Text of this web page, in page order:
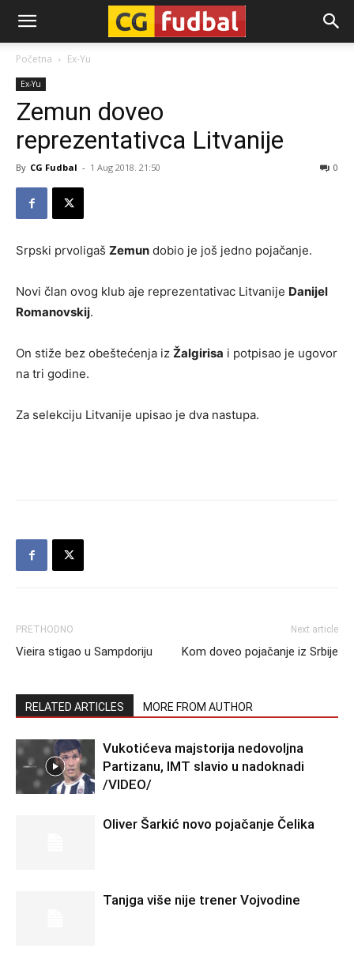
CG-
Fudbal
Početna Ex-Yu
Ex-Yu
Zemun doveo
reprezentativca Litvanije
By CG Fudbal - 1 Aug 2018. 21:50 0
Srpski prvoligaš Zemun dobio je još jedno pojačanje.
Novi član ovog klub aje reprezentativac Litvanije Danijel
Romanovskij.
On stiže bez obeštećenja iz Žalgirisa i potpisao je ugovor
na tri godine.
Za selekciju Litvanije upisao je dva nastupa.
PRETHODNO
Vieira stigao u Sampdoriju
Next article
Kom doveo pojačanje iz Srbije
RELATED ARTICLES MORE FROM AUTHOR
Vukotićeva majstorija nedovoljna
Partizanu, IMT slavio u nadoknadi
/VIDEO/
Oliver Šarkić novo pojačanje Čelika
Tanjga više nije trener Vojvodine